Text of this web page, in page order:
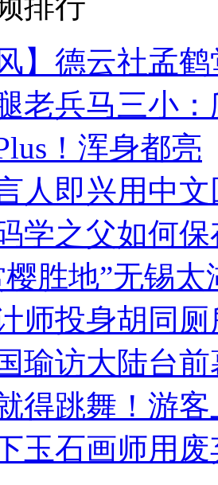
】德云社孟
老兵马三小
！浑身都亮
人即兴用中
学之父如何
樱胜地”无锡
师投身胡同
瑜访大陆台
得跳舞！游客
玉石画师用